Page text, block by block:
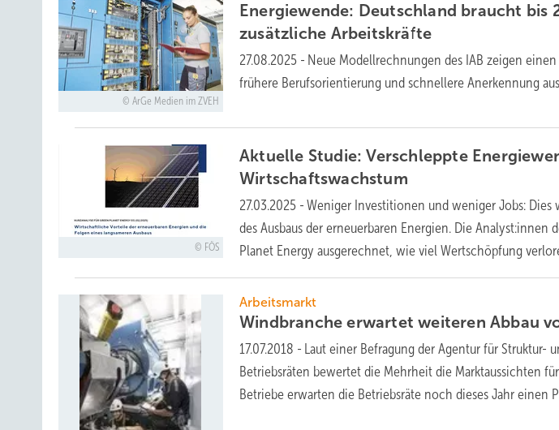
ArGe Medien im ZVEH
Energiewende: Deutschland braucht bis
zusätzliche Arbeitskräfte
27.08.2025 - Neue Modellrechnungen des IAB zeigen
frühere Berufsorientierung und schnellere Anerkennung
FÖS
Aktuelle Studie: Verschleppte
Wirtschaftswachstum
27.03.2025 - Weniger Investitionen und weniger Jobs: Dies
des Ausbaus der erneuerbaren Energien. Die Analyst:innen
Planet Energy ausgerechnet, wie viel Wertschöpfung
Arbeitsmarkt
Windbranche erwartet weiteren Abbau
17.07.2018 - Laut einer Befragung der Agentur für Struktur-
Betriebsräten bewertet die Mehrheit die Marktaussichten
Betriebe erwarten die Betriebsräte noch dieses Jahr einen